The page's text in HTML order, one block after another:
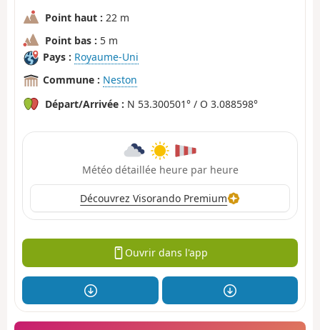
Point haut : 22 m
Point bas : 5 m
Pays : Royaume-Uni
Commune : Neston
Départ/Arrivée : N 53.300501° / O 3.088598°
Météo détaillée heure par heure
Découvrez Visorando Premium
Ouvrir dans l'app